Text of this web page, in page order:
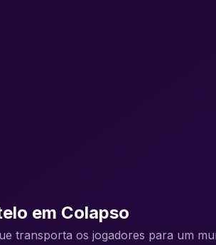
em Colapso
transporta os jogadores para um